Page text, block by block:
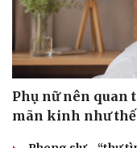
Phụ nữ nên quan
mãn kinh như thế